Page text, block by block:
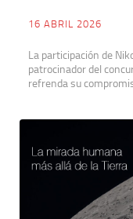
16 ABRIL 2026
La participación de
patrocinador del
refrenda su